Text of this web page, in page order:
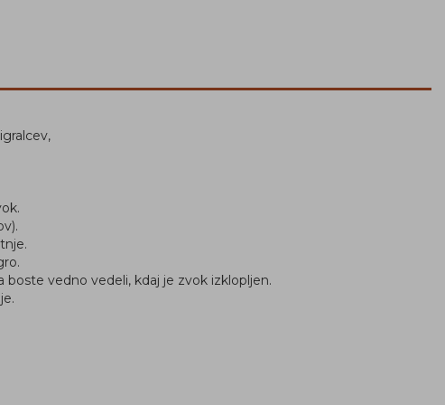
boste vedno vedeli, kdaj je zvok izklopljen.